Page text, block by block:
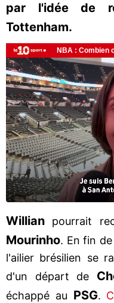
par l'idée de
Tottenham.
Willian pourrait
Mourinho. En fin
l'ailier brésilien se
d'un départ de
échappé au PSG.